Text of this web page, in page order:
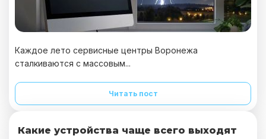
Каждое лето сервисные центры Воронежа
сталкиваются с массовым...
Читать пост
Какие устройства чаще всего выходят